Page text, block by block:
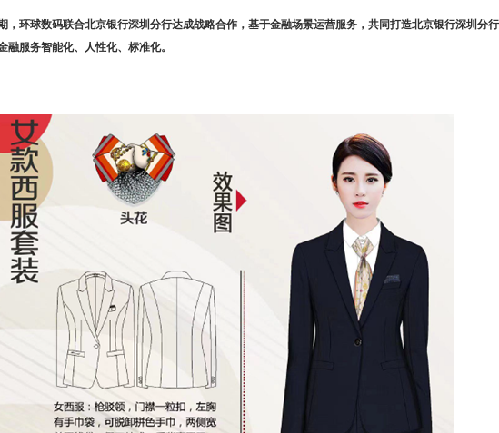
，环球数码联合北京银行深圳分行达成战略合作，基于金融场景运营服务，共同打造北京银行深圳分
融服务智能化、人性化、标准化。